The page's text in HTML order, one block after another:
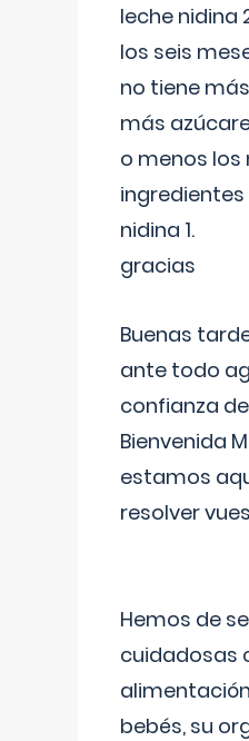
leche nidina
los seis
no tiene
más
o menos
ingredientes
nidina 1.
gracias
Buenas
ante todo
confianza
Bienvenida
estamos
resolver
Hemos de
cuidadosas
bebés, su